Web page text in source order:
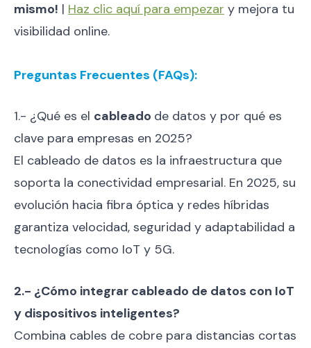
mismo! | Haz clic aquí para empezar y mejora tu
visibilidad online.
Preguntas Frecuentes (FAQs):
1.- ¿Qué es el cableado de datos y por qué es
clave para empresas en 2025?
El cableado de datos es la infraestructura que
soporta la conectividad empresarial. En 2025, su
evolución hacia fibra óptica y redes híbridas
garantiza velocidad, seguridad y adaptabilidad a
tecnologías como IoT y 5G.
2.- ¿Cómo integrar cableado de datos con IoT
y dispositivos inteligentes?
Combina cables de cobre para distancias cortas